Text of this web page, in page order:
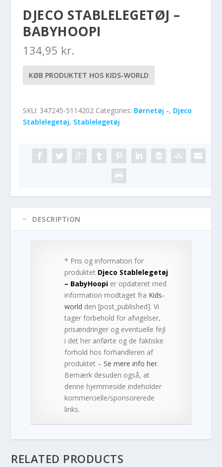
DJECO STABLELEGETØJ –
BABYHOOPI
134,95 kr.
KØB PRODUKTET HOS KIDS-WORLD
SKU: 347245-5114202 Categories: Børnetøj -, Djeco
Stablelegetøj, Stablelegetøj
DESCRIPTION
* Pris og information for
produktet Djeco Stablelegetøj
– BabyHoopi er opdateret med
information modtaget fra Kids-
world den [post_published]. Vi
tager forbehold for afvigelser,
prisændringer og eventuelle fejl
i det her anførte og de faktiske
forhold hos forhandleren af
produktet –Se mere info her.
Bemærk desuden også, at
denne hjemmeside indeholder
kommercielle/sponsorerede
links.
RELATED PRODUCTS